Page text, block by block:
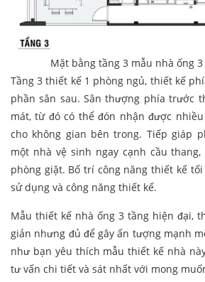
Mặt bằng tầng 3 mẫu nhà ống
Tầng 3 thiết kế 1 phòng ngủ, thiết kế
phần sân sau. Sân thượng phía trước
mát, từ đó có thể đón nhận được
cho không gian bên trong. Tiếp giáp
một nhà vệ sinh ngay cạnh cầu
phòng giặt. Bố trí công năng thiết kế
sử dụng và công năng thiết kế.
Mẫu thiết kế nhà ống 3 tầng hiện đại,
giản nhưng đủ để gây ấn tượng mạnh
như bạn yêu thích mẫu thiết kế nhà
tư vấn chi tiết và sát nhất với mong